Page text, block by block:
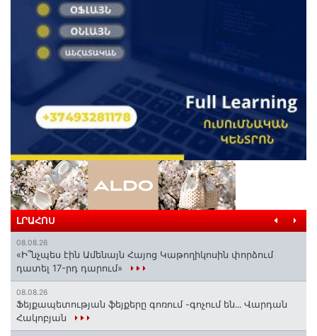
ԼՐԱՀՈՍ
08.08.26
«Ի՞նչպես էին Ամենայն Հայոց Կաթողիկոսին փորձում
դատել 17-րդ դարում»
08.08.26
Ֆեյքապետության ֆեյքերը գոռում -գոչում են․․․ Վարդան
Հակոբյան